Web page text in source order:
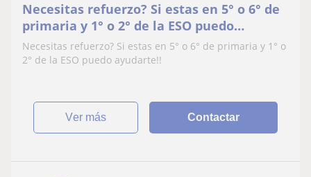
Necesitas refuerzo? Si estas en 5° o 6° de
primaria y 1° o 2° de la ESO puedo
ayudarte
Necesitas refuerzo? Si estas en 5° o 6° de primaria y 1° o
2° de la ESO puedo ayudarte!!
ver más Contactar